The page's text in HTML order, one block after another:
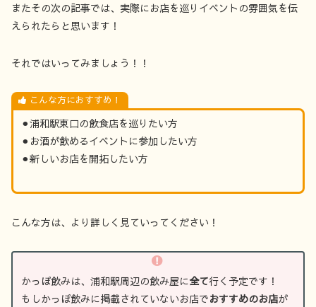
またその次の記事では、実際にお店を巡りイベントの雰囲気を伝
えられたらと思います！
それではいってみましょう！！
こんな方におすすめ！
⚫︎浦和駅東口の飲食店を巡りたい方
⚫︎お酒が飲めるイベントに参加したい方
⚫︎新しいお店を開拓したい方
こんな方は、より詳しく見ていってください！
かっぽ飲みは、浦和駅周辺の飲み屋に全て行く予定です！
もしかっぽ飲みに掲載されていないお店でおすすめのお店が